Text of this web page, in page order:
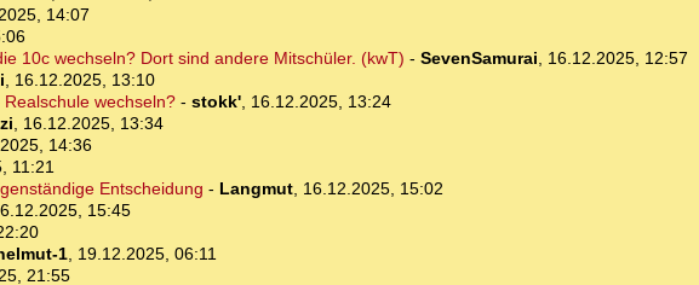
14:07
10c wechseln? Dort sind andere Mitschüler. (kwT) - SevenSamurai, 16.12.2025, 12:57
, 16.12.2025, 13:10
wechseln?- stokk', 16.12.2025, 13:24
, 16.12.2025, 13:34
14:36
11:21
Entscheidung - Langmut, 16.12.2025, 15:02
15:45
1, 19.12.2025, 06:11
21:55